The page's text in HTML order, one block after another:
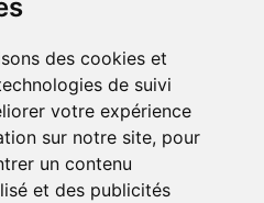
des cookies et
de suivi
votre expérience
sur notre site, pour
un contenu
et des publicités